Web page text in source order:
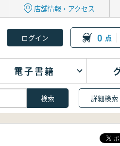
店舗情報・アクセス
0 点
電子書籍
詳細検索